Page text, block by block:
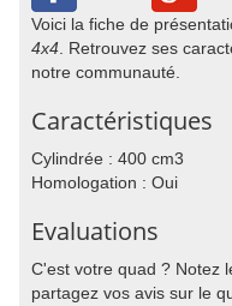
Voici la fiche de
4x4 . Retrouvez ses
notre communauté.
Caractéristiques
Cylindrée : 400 cm3
Homologation : Oui
Evaluations
C'est votre quad ? Notez
partagez vos avis sur le